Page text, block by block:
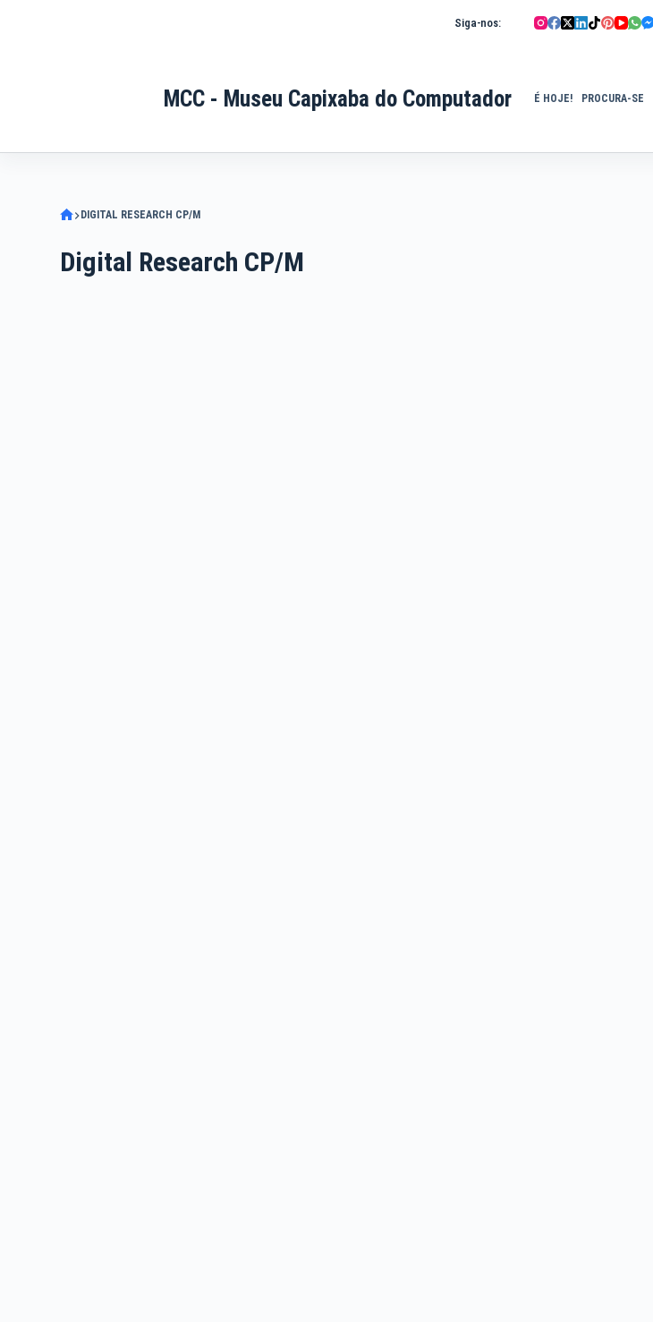
Siga-nos:
MCC - Museu Capixaba do Computador É HOJE! PROCURA-SE
DIGITAL RESEARCH CP/M
Digital Research CP/M